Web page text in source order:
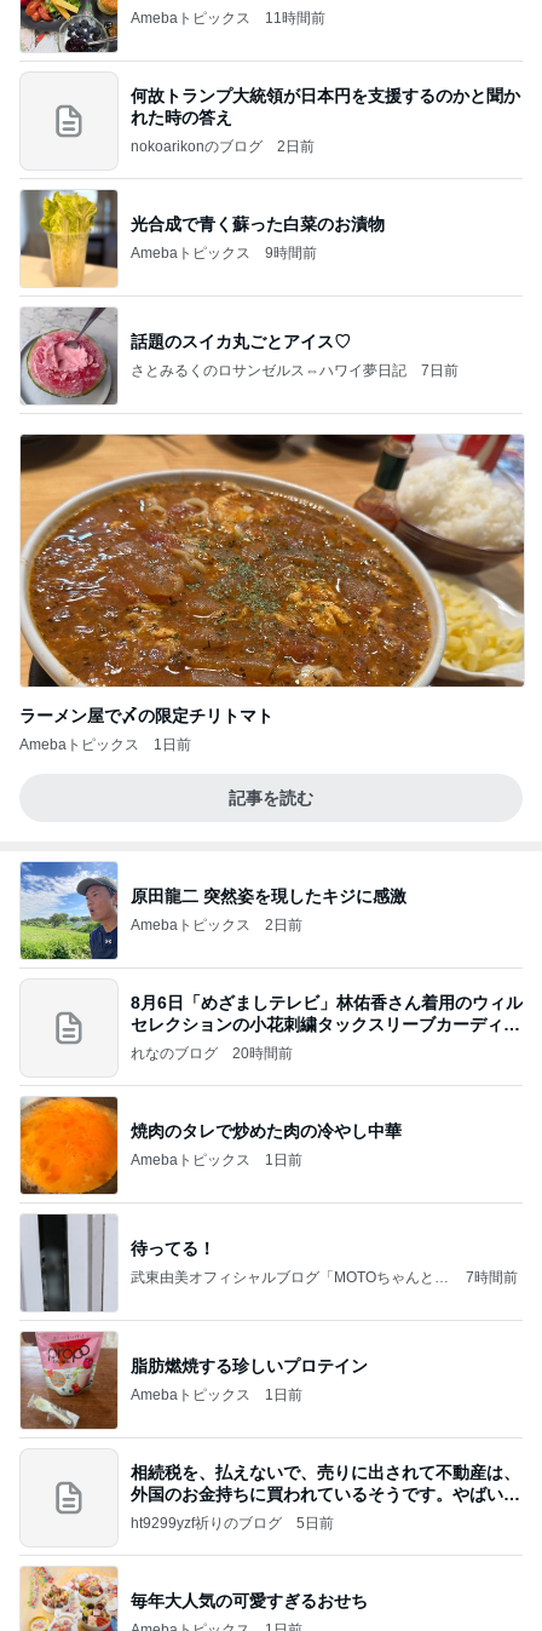
Amebaトピックス 11時間前
何故トランプ大統領が日本円を支援するのかと聞か
れた時の答え
nokoarikonのブログ 2日前
光合成で青く蘇った白菜のお漬物
Amebaトピックス 9時間前
話題のスイカ丸ごとアイス♡
さとみるくのロサンゼルス⇔ハワイ夢日記 7日前
ラーメン屋で〆の限定チリトマト
Amebaトピックス 1日前
記事を読む
原田龍二 突然姿を現したキジに感激
Amebaトピックス 2日前
8月6日「めざましテレビ」林佑香さん着用のウィル
セレクションの小花刺繍タックスリーブカーディガ
ン
れなのブログ 20時間前
焼肉のタレで炒めた肉の冷やし中華
Amebaトピックス 1日前
待ってる！
武東由美オフィシャルブログ「MOTOちゃんとの
7時間前
脂肪燃焼する珍しいプロテイン
Amebaトピックス 1日前
相続税を、払えないで、売りに出されて不動産は、
外国のお金持ちに買われているそうです。やばいで
すよ
ht9299yzf祈りのブログ 5日前
毎年大人気の可愛すぎるおせち